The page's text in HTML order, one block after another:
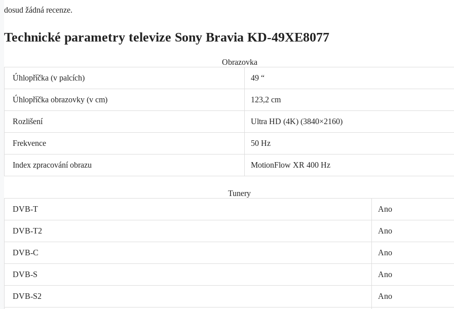
dosud žádná recenze.
Technické parametry televize Sony Bravia KD-49XE8077
Obrazovka
Úhlopříčka (v palcích)
49 “
Úhlopříčka obrazovky (v cm) 123,2 cm
Rozlišení Ultra HD (4K) (3840×2160)
Frekvence 50 Hz
Index zpracování obrazu MotionFlow XR 400 Hz
Tunery
DVB-T
Ano
DVB-T2 Ano
DVB-C Ano
DVB-S Ano
DVB-S2 Ano